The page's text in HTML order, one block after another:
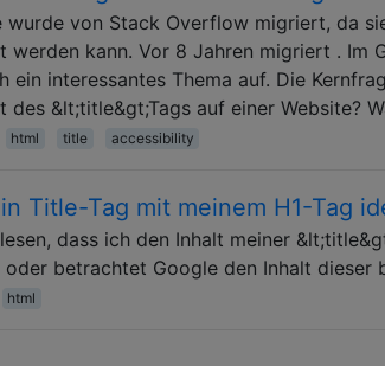
wurde von Stack Overflow migriert, da
werden kann. Vor 8 Jahren migriert . Im
ein interessantes Thema auf. Die
des &lt;title&gt;Tags auf einer Website?
html title accessibility
Title-Tag mit meinem H1-Tag
dass ich den Inhalt meiner
oder betrachtet Google den Inhalt dieser
html